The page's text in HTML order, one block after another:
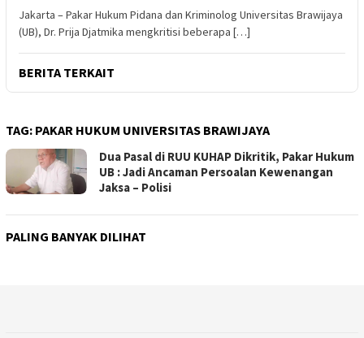
Jakarta – Pakar Hukum Pidana dan Kriminolog Universitas Brawijaya
(UB), Dr. Prija Djatmika mengkritisi beberapa […]
BERITA TERKAIT
TAG: PAKAR HUKUM UNIVERSITAS BRAWIJAYA
Dua Pasal di RUU KUHAP Dikritik, Pakar Hukum
UB : Jadi Ancaman Persoalan Kewenangan
Jaksa – Polisi
PALING BANYAK DILIHAT